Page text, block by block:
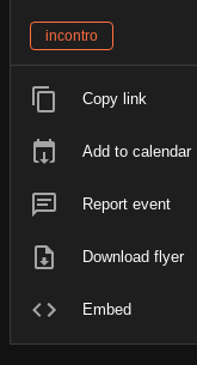
incontro
Copy link
Add to calendar
Report event
Download flyer
Embed